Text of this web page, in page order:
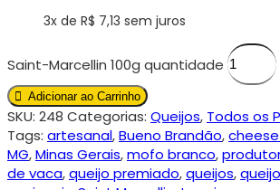
3x de R$ 7,13 sem juros
Saint-Marcellin 100g quantidade
Adicionar ao Carrinho
SKU: 248 Categorias: Queijos, Todos os
Tags: artesanal,Bueno Brandão,
MG,Minas Gerais,mofo branco,
de vaca,queijo premiado,queijos,